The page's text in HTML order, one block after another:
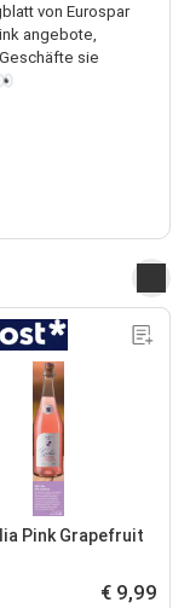
von Eurospar
angebote,
sie
Pink Grapefruit
€ 9,99